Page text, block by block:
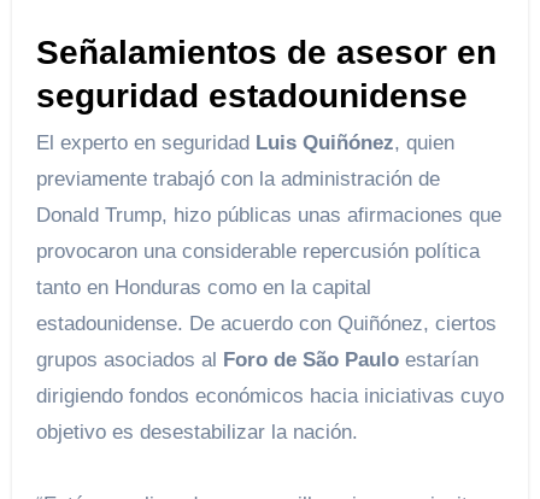
Señalamientos de asesor en
seguridad estadounidense
El experto en seguridad Luis Quiñónez, quien
previamente trabajó con la administración de
Donald Trump, hizo públicas unas afirmaciones que
provocaron una considerable repercusión política
tanto en Honduras como en la capital
estadounidense. De acuerdo con Quiñónez, ciertos
grupos asociados al Foro de São Pauloestarían
dirigiendo fondos económicos hacia iniciativas cuyo
objetivo es desestabilizar la nación.